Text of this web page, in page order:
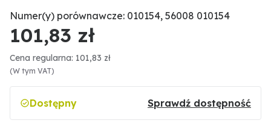
Numer(y) porównawcze: 010154, 56008 010154
101,83 zł
Cena regularna: 101,83 zł
(W tym VAT)
Dostępny Sprawdź dostępność